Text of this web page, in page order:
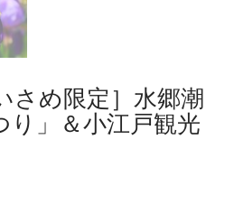
さめ限定］水郷潮
り」＆小江戸観光